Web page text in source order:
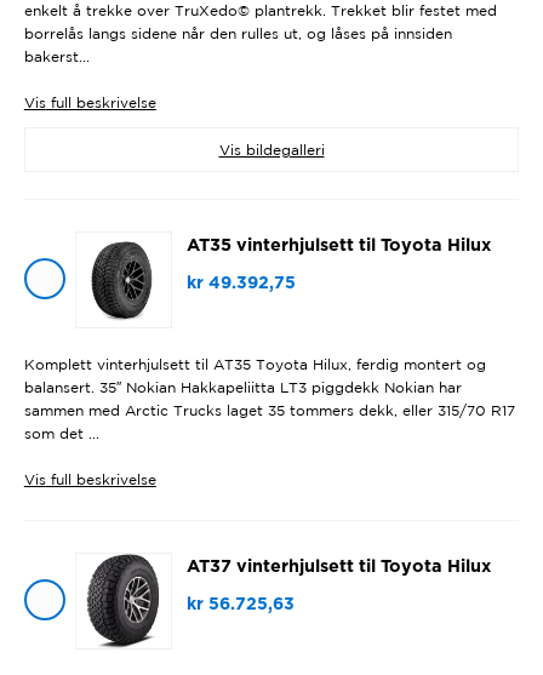
enkelt å trekke over TruXedo© plantrekk. Trekket blir festet med
borrelås langs sidene når den rulles ut, og låses på innsiden
bakerst...
Visfull beskrivelse
Vis bildegalleri
AT35 vinterhjulsett til Toyota Hilux
kr49.392,75
Komplett vinterhjulsett til AT35 Toyota Hilux, ferdig montert og
balansert. 35″ Nokian Hakkapeliitta LT3 piggdekk Nokian har
sammen med Arctic Trucks laget 35 tommers dekk, eller 315/70 R17
som det ...
Visfull beskrivelse
AT37 vinterhjulsett til Toyota Hilux
kr56.725,63